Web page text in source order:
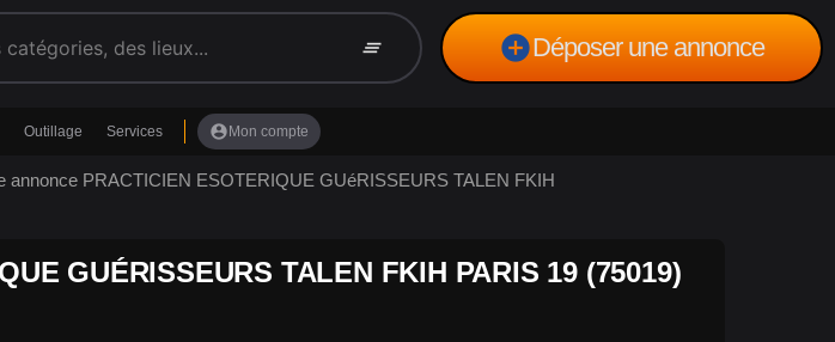
clear_all add_circleDéposer une annonce
Outillage Services account_circle Mon compte
annonce PRACTICIEN ESOTERIQUE GUéRISSEURS TALEN FKIH
GUÉRISSEURS TALEN FKIH PARIS 19 (75019)